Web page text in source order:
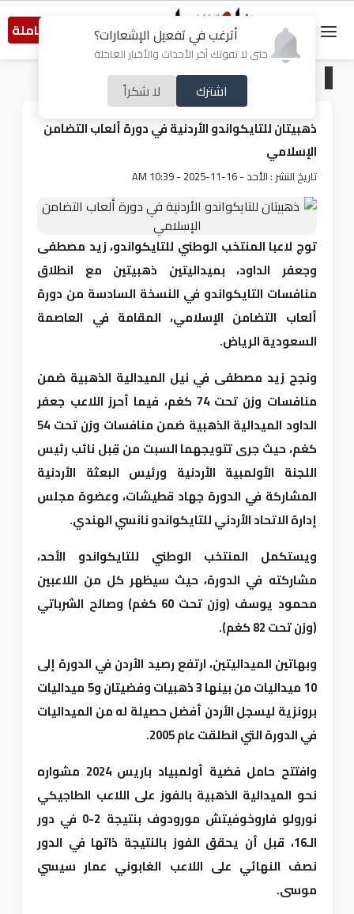
أترغب في تفعيل الإشعارات؟
حتى لا تفوتك آخر الأحداث والأخبار العاجلة
اشترك لا شكراً
النسخة الكاملة
رياضة
ذهبيتان للتايكواندو الأردنية في دورة ألعاب التضامن
الإسلامي
تاريخ النشر : الأحد - 16-11-2025 - 10:39 AM
توج لاعبا المنتخب الوطني للتايكواندو، زيد مصطفى
وجعفر الداود، بميداليتين ذهبيتين مع انطلاق
منافسات التايكواندو في النسخة السادسة من دورة
ألعاب التضامن الإسلامي، المقامة في العاصمة
السعودية الرياض.
ونجح زيد مصطفى في نيل الميدالية الذهبية ضمن
منافسات وزن تحت 74 كغم، فيما أحرز اللاعب جعفر
الداود الميدالية الذهبية ضمن منافسات وزن تحت 54
كغم، حيث جرى تتويجهما السبت من قِبل نائب رئيس
اللجنة الأولمبية الأردنية ورئيس البعثة الأردنية
المشاركة في الدورة جهاد قطيشات، وعضوة مجلس
إدارة الاتحاد الأردني للتايكواندو نانسي الهندي.
ويستكمل المنتخب الوطني للتايكواندو الأحد،
مشاركته في الدورة، حيث سيظهر كل من اللاعبين
محمود يوسف (وزن تحت 60 كغم) وصالح الشرباتي
(وزن تحت 82 كغم).
وبهاتين الميداليتين، ارتفع رصيد الأردن في الدورة إلى
10 ميداليات من بينها 3 ذهبيات وفضيتان و5 ميداليات
برونزية ليسجل الأردن أفضل حصيلة له من الميداليات
في الدورة التي انطلقت عام 2005.
وافتتح حامل فضية أولمبياد باريس 2024 مشواره
نحو الميدالية الذهبية بالفوز على اللاعب الطاجيكي
نورولو فاروخوفيتش مورودوف بنتيجة 2-0 في دور
الـ16، قبل أن يحقق الفوز بالنتيجة ذاتها في الدور
نصف النهائي على اللاعب الغابوني عمار سيسي
موسى.